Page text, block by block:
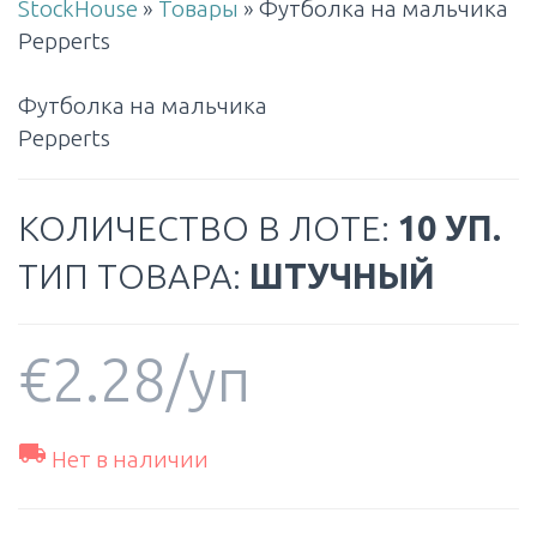
StockHouse » Товары » Футболка на мальчика
Pepperts
Футболка на мальчика
Pepperts
КОЛИЧЕСТВО В ЛОТЕ: 10 УП.
ТИП ТОВАРА: ШТУЧНЫЙ
€2.28/уп
 Нет в наличии